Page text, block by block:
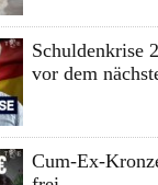
Schuldenkrise
vor dem
Cum-Ex-